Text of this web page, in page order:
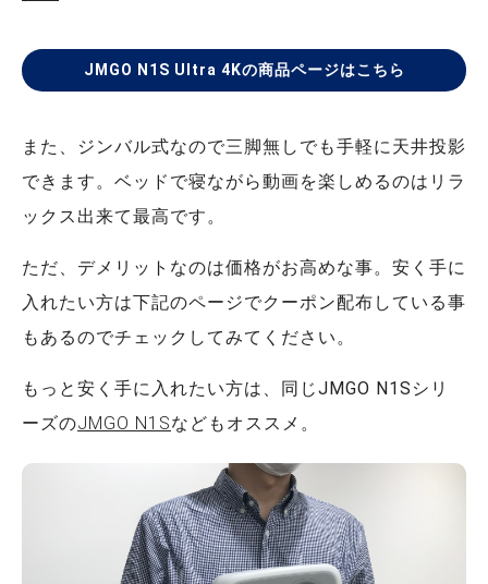
JMGO N1S Ultra 4Kの商品ページはこちら
また、ジンバル式なので三脚無しでも手軽に天井投影
できます。ベッドで寝ながら動画を楽しめるのはリラ
ックス出来て最高です。
ただ、デメリットなのは価格がお高めな事。安く手に
入れたい方は下記のページでクーポン配布している事
もあるのでチェックしてみてください。
もっと安く手に入れたい方は、同じJMGO N1Sシリ
ーズのJMGO N1Sなどもオススメ。